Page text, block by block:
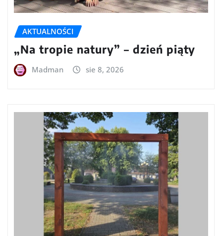
AKTUALNOŚCI
„Na tropie natury” – dzień piąty
Madman sie 8, 2026